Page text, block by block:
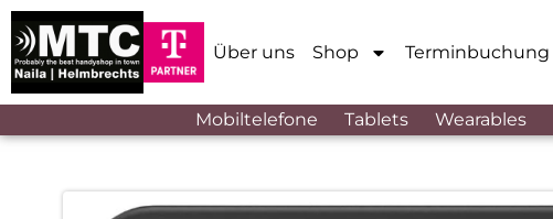
Über uns Shop Terminbuchung
Mobiltelefone Tablets Wearables